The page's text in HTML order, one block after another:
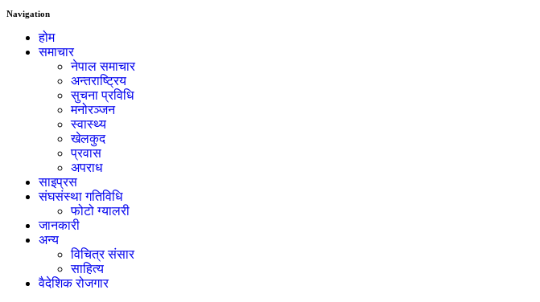
Navigation
होम
समाचार
नेपाल समाचार
अन्तराष्ट्रिय
सुचना प्रविधि
मनोरञ्जन
स्वास्थ्य
खेलकुद
प्रवास
अपराध
साइप्रस
संघसंस्था गतिविधि
फोटो ग्यालरी
जानकारी
अन्य
विचित्र संसार
साहित्य
वैदेशिक रोजगार